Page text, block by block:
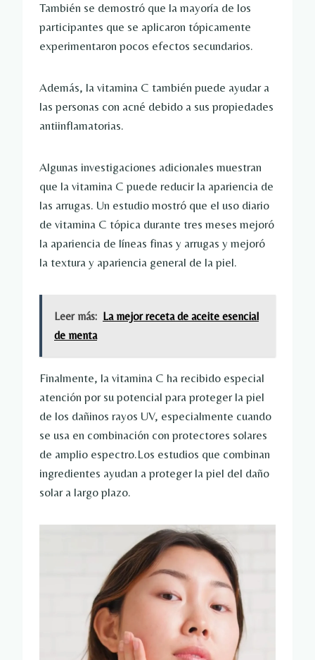
También se demostró que la mayoría de los
participantes que se aplicaron tópicamente
experimentaron pocos efectos secundarios.
Además, la vitamina C también puede ayudar a
las personas con acné debido a sus propiedades
antiinflamatorias.
Algunas investigaciones adicionales muestran
que la vitamina C puede reducir la apariencia de
las arrugas. Un estudio mostró que el uso diario
de vitamina C tópica durante tres meses mejoró
la apariencia de líneas finas y arrugas y mejoró
la textura y apariencia general de la piel.
Leer más: La mejor receta de aceite esencial
de menta
Finalmente, la vitamina C ha recibido especial
atención por su potencial para proteger la piel
de los dañinos rayos UV, especialmente cuando
se usa en combinación con protectores solares
de amplio espectro.Los estudios que combinan
ingredientes ayudan a proteger la piel del daño
solar a largo plazo.